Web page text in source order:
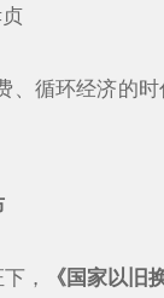
环经济的时
， 《国家以旧